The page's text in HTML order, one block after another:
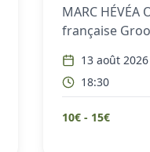
MARC
française
13 août 2026
18:30
10€ - 15€